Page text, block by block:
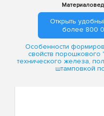
Открыть
более 800
Особенности
свойств порошкового
технического железа,
штамповкой